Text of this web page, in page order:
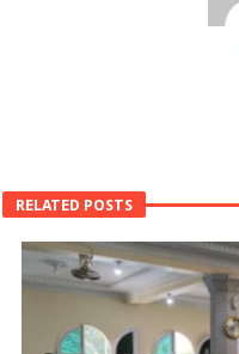
RELATED POSTS